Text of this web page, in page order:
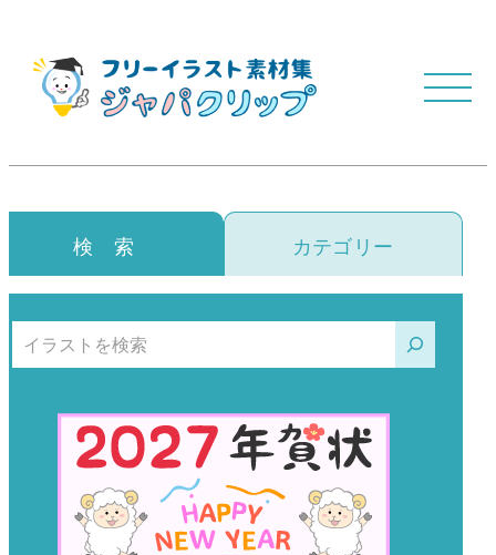
検 索 カテゴリー
検索